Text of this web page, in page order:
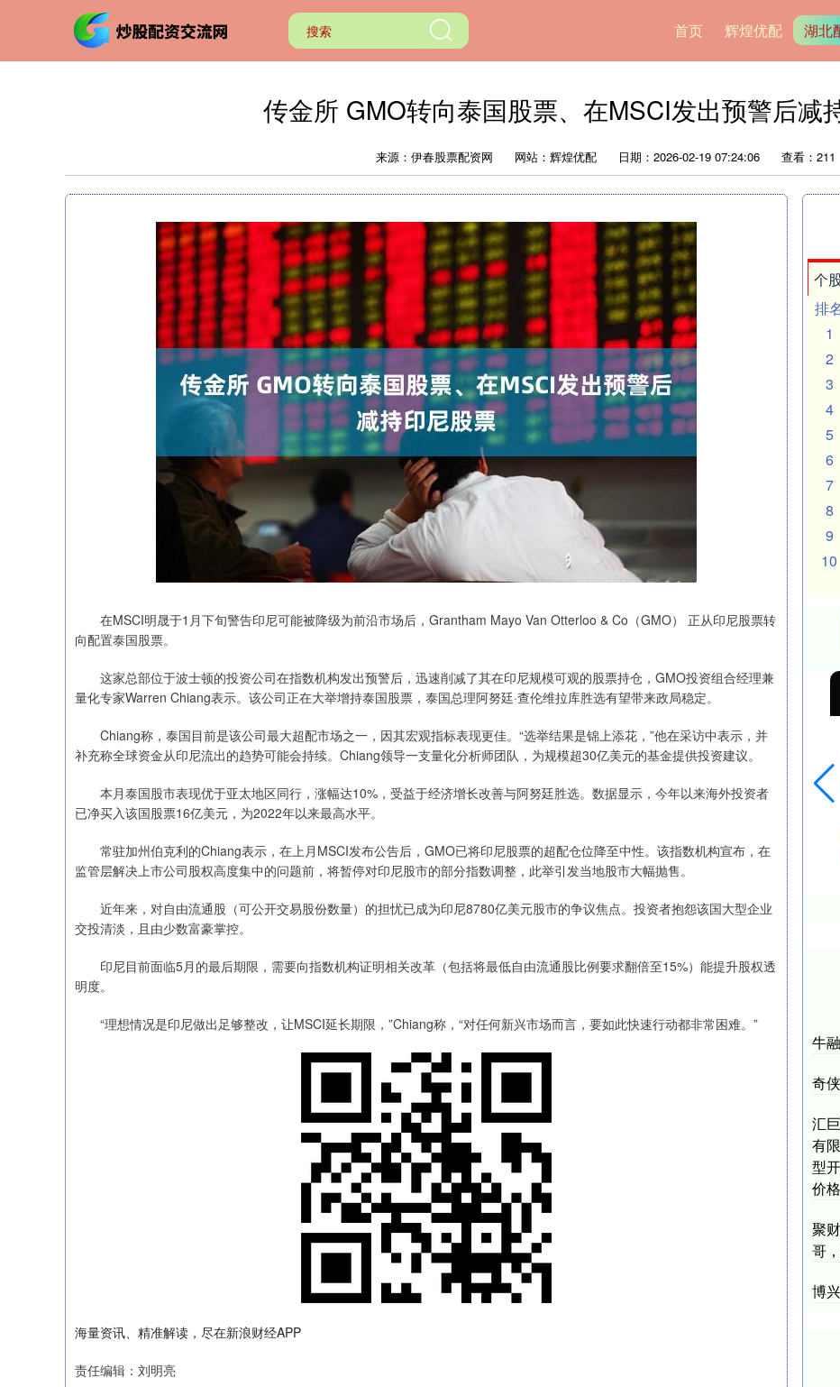
首页 辉煌优配 湖北
传金所 GMO转向泰国股票、在MSCI发出预警后减
来源：伊春股票配资网 网站：辉煌优配 日期：2026-02-19 07:24:06 查看：211
在MSCI明晟于1月下旬警告印尼可能被降级为前沿市场后，Grantham Mayo Van Otterloo & Co（GMO） 正从印尼股票转
向配置泰国股票。
这家总部位于波士顿的投资公司在指数机构发出预警后，迅速削减了其在印尼规模可观的股票持仓，GMO投资组合经理兼
量化专家Warren Chiang表示。该公司正在大举增持泰国股票，泰国总理阿努廷·查伦维拉库胜选有望带来政局稳定。
Chiang称，泰国目前是该公司最大超配市场之一，因其宏观指标表现更佳。“选举结果是锦上添花，”他在采访中表示，并
补充称全球资金从印尼流出的趋势可能会持续。Chiang领导一支量化分析师团队，为规模超30亿美元的基金提供投资建议。
本月泰国股市表现优于亚太地区同行，涨幅达10%，受益于经济增长改善与阿努廷胜选。数据显示，今年以来海外投资者
已净买入该国股票16亿美元，为2022年以来最高水平。
常驻加州伯克利的Chiang表示，在上月MSCI发布公告后，GMO已将印尼股票的超配仓位降至中性。该指数机构宣布，在
监管层解决上市公司股权高度集中的问题前，将暂停对印尼股市的部分指数调整，此举引发当地股市大幅抛售。
近年来，对自由流通股（可公开交易股份数量）的担忧已成为印尼8780亿美元股市的争议焦点。投资者抱怨该国大型企业
交投清淡，且由少数富豪掌控。
印尼目前面临5月的最后期限，需要向指数机构证明相关改革（包括将最低自由流通股比例要求翻倍至15%）能提升股权透
明度。
“理想情况是印尼做出足够整改，让MSCI延长期限，”Chiang称，“对任何新兴市场而言，要如此快速行动都非常困难。”
海量资讯、精准解读，尽在新浪财经APP
责任编辑：刘明亮
个
排
1
2
3
4
5
6
7
8
9
10
0.57% 深证成指 14110.12 -34.08 -0.24% 沪深300 4651.31 -6.85
牛
奇
汇
有
型
价
聚
哥
博